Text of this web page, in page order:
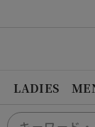
LADIES